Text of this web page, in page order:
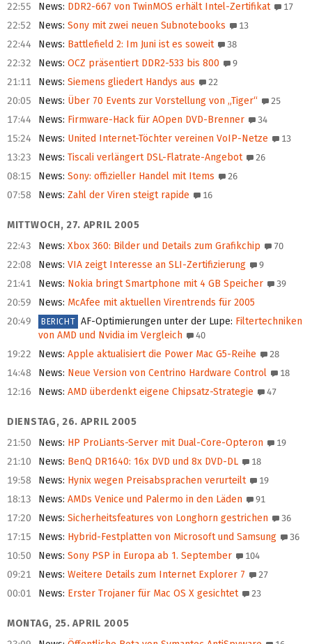
22:55
News: DDR2-667 von TwinMOS erhält Intel-Zertifikat 17
22:52 News: Sony mit zwei neuen Subnotebooks 13
22:44 News: Battlefield 2: Im Juni ist es soweit 38
22:32 News: OCZ präsentiert DDR2-533 bis 800 9
21:11 News: Siemens gliedert Handys aus 22
20:05 News: Über 70 Events zur Vorstellung von „Tiger“ 25
17:44 News: Firmware-Hack für AOpen DVD-Brenner 34
15:24 News: United Internet-Töchter vereinen VoIP-Netze 13
13:23 News: Tiscali verlängert DSL-Flatrate-Angebot 26
08:15 News: Sony: offizieller Handel mit Items 26
07:58 News: Zahl der Viren steigt rapide 16
MITTWOCH, 27. APRIL 2005
22:43
News: Xbox 360: Bilder und Details zum Grafikchip 70
22:08 News: VIA zeigt Interesse an SLI-Zertifizierung 9
21:41 News: Nokia bringt Smartphone mit 4 GB Speicher 39
20:59 News: McAfee mit aktuellen Virentrends für 2005
20:49
BERICHT AF-Optimierungen unter der Lupe: Filtertechniken
von AMD und Nvidia im Vergleich
40
19:22 News: Apple aktualisiert die Power Mac G5-Reihe 28
14:48 News: Neue Version von Centrino Hardware Control 18
12:16 News: AMD überdenkt eigene Chipsatz-Strategie 47
DIENSTAG, 26. APRIL 2005
21:50
News: HP ProLiants-Server mit Dual-Core-Opteron 19
21:10 News: BenQ DR1640: 16x DVD und 8x DVD-DL 18
19:58 News: Hynix wegen Preisabsprachen verurteilt 19
18:13 News: AMDs Venice und Palermo in den Läden 91
17:20 News: Sicherheitsfeatures von Longhorn gestrichen 36
17:15 News: Hybrid-Festplatten von Microsoft und Samsung 36
10:50 News: Sony PSP in Europa ab 1. September 104
09:21 News: Weitere Details zum Internet Explorer 7 27
00:01 News: Erster Trojaner für Mac OS X gesichtet 23
MONTAG, 25. APRIL 2005